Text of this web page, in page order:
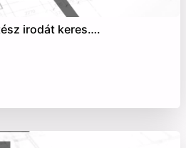
irodát keres….